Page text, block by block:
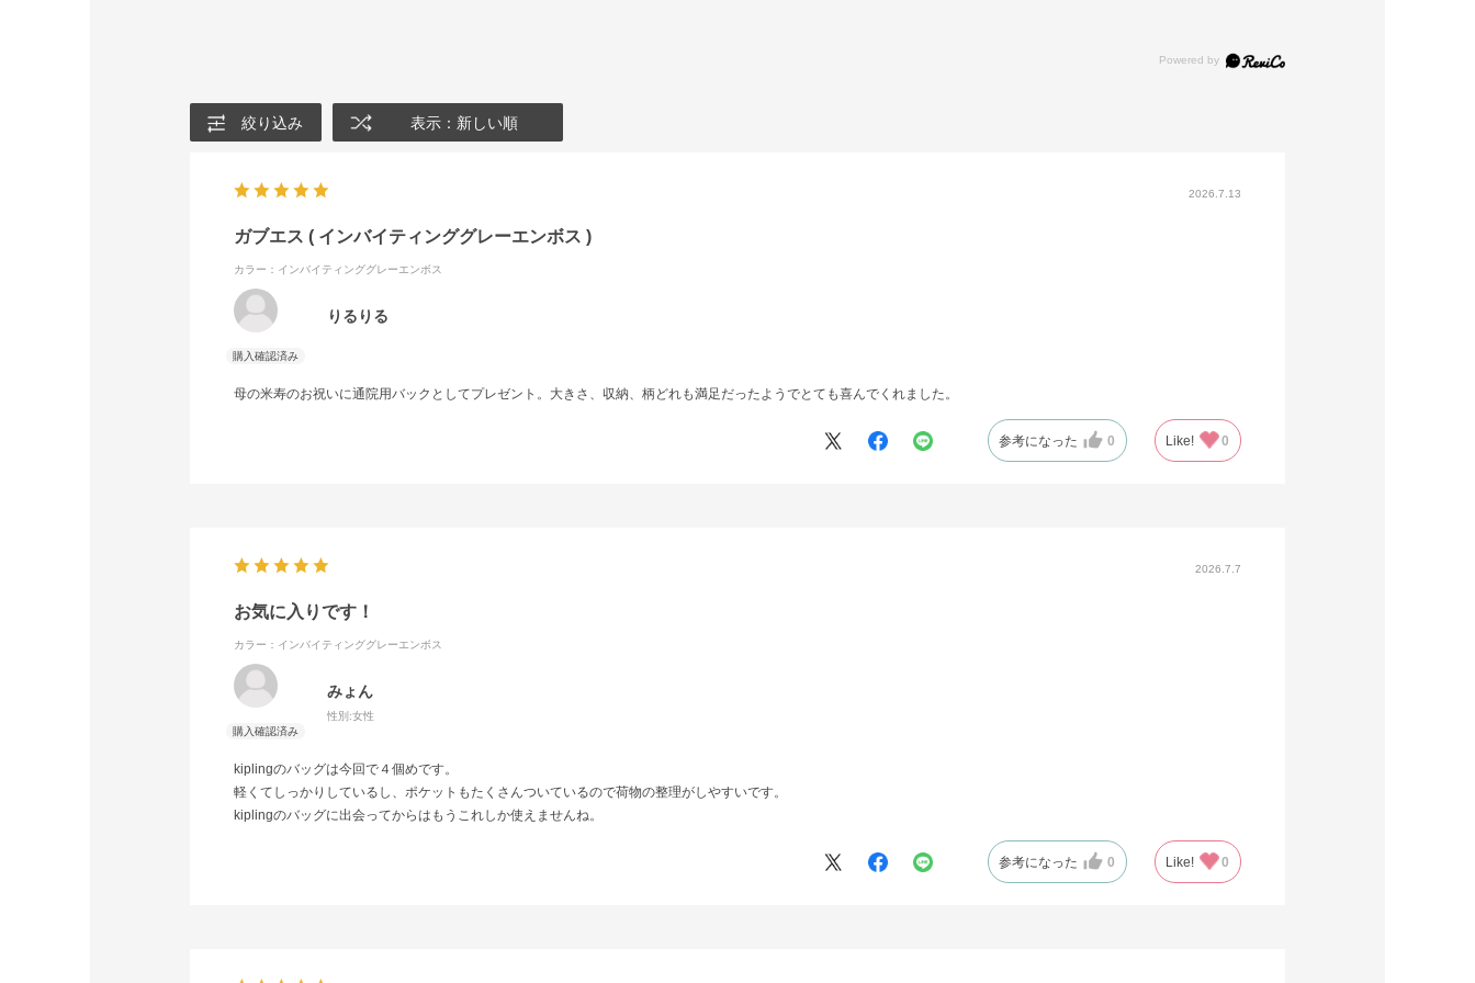
絞り込み 表示：新しい順
2026.7.13
ガブエス ( インバイティンググレーエンボス )
カラー：インバイティンググレーエンボス
りるりる
母の米寿のお祝いに通院用バックとしてプレゼント。大きさ、収納、柄どれも満足だったようでとても喜んでくれました。
参考になった 0 Like! 0
2026.7.7
お気に入りです！
カラー：インバイティンググレーエンボス
みょん
性別:女性
kiplingのバッグは今回で４個めです。
軽くてしっかりしているし、ポケットもたくさんついているので荷物の整理がしやすいです。
kiplingのバッグに出会ってからはもうこれしか使えませんね。
参考になった 0 Like! 0